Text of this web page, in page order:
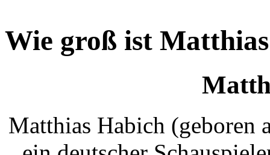
Wie groß ist
Matthias Habich (geboren